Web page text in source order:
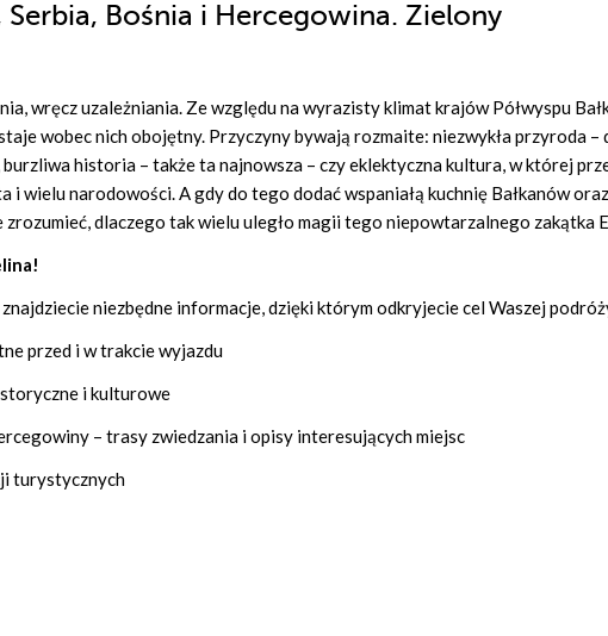
Serbia, Bośnia i Hercegowina. Zielony
wręcz uzależniania. Ze względu na wyrazisty klimat krajów Półwyspu
wobec nich obojętny. Przyczyny bywają rozmaite: niezwykła przyroda –
burzliwa historia – także ta najnowsza – czy eklektyczna kultura, w której
i wielu narodowości. A gdy do tego dodać wspaniałą kuchnię Bałkanów oraz
dlaczego tak wielu uległo magii tego niepowtarzalnego zakątka
niezbędne informacje, dzięki którym odkryjecie cel Waszej
przed i w trakcie wyjazdu
i kulturowe
– trasy zwiedzania i opisy interesujących miejsc
turystycznych